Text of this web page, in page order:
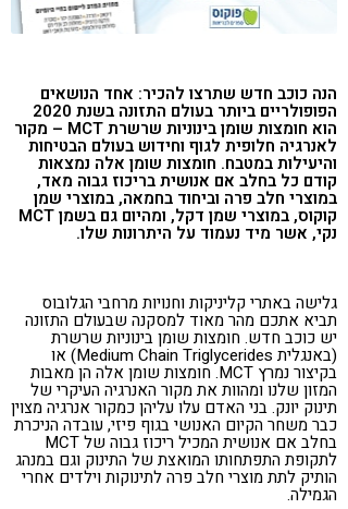
הנה כוכב חדש שתרצו להכיר: אחד הנושאים
הפופולריים ביותר בעולם התזונה בשנת 2020
הוא חומצות שומן בינוניות שרשרתMCT – מקור
לאנרגיה חלופית לגוף וחידוש בעולם הבטיחות
והיעילות במטבח. חומצות שומן אלה נמצאות
קודם כל בחלב אם אנושית בריכוז גבוה מאד,
במוצרי חלב פרה וביחוד בחמאה, במוצרי שמן
קוקוס, במוצרי שמן דקל, ומהיום גם בשמןMCT
נקי, אשר מיד נעמוד על היתרונות שלו.
גלישה באתרי קליניקות וחנויות מרחבי הגלובוס
תביא אתכם מהר מאוד למסקנה שבעולם התזונה
יש כוכב חדש. חומצות שומן בינוניות שרשרת
(באנגלית Medium Chain Triglycerides) או
בקיצור נמרץ MCT. חומצות שומן אלה הן מאבות
המזון שלנו ומהוות את מקור האנרגיה העיקרי של
תינוק יונק. בני האדם עלו עליהן כמקור אנרגיה מצוין
כבר משחר הקיום האנושי בגוף פיזי, עובדה הניכרת
בחלב אם אנושית המכיל ריכוז גבוה של MCT
לתקופת התפתחותו המואצת של התינוק וגם במנהג
הותיק לתת מוצרי חלב פרה לתינוקות וילדים אחרי
הגמילה.